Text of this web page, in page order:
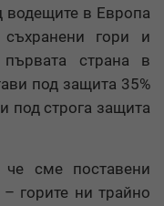
водещите в Европа
съхранени гори и
страна в
под защита 35%
под строга защита
че сме поставени
горите ни трайно